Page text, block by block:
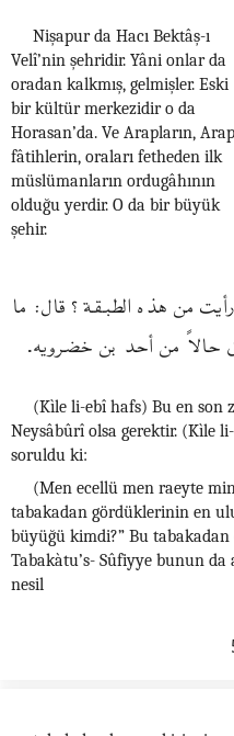
Nişapur da Hacı Bektâş-ı
Velî’nin şehridir. Yâni onlar da
oradan kalkmış, gelmişler. Eski
bir kültür merkezidir o da
Horasan’da. Ve Arapların, Arap
fâtihlerin, oraları fetheden ilk
müslümanların ordugâhının
olduğu yerdir. O da bir büyük
şehir.
من هذه الطبـقـة؟ قال: ما
حالاً من أحد بن خضرويه.
(Kìle li-ebî hafs) Bu en son
Neysâbûrî olsa gerektir. (Kìle
soruldu ki:
(Men ecellü men raeyte
tabakadan gördüklerinin en
büyüğü kimdi?” Bu
Tabakàtu’s- Sûfiyye bunun da
nesil